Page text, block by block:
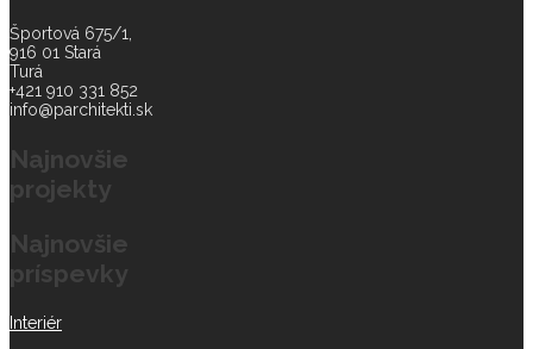
Športová 675/1,
916 01 Stará
Turá
+421 910 331 852
info@parchitekti.sk
Najnovšie
projekty
Najnovšie
príspevky
Interiér